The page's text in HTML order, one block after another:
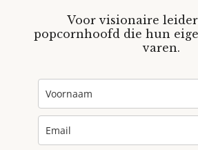
Voor visionaire
popcornhoofd die hun
varen.